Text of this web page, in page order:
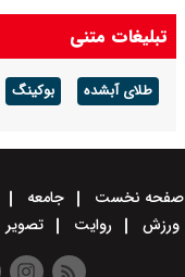
میلیونی تغییر کرد + جدول
تبلیغات متنی
طلای آبشده بوکینگ
صفحه نخست جامعه
ورزش
روایت تصویر